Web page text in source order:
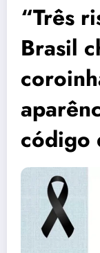
“Três
Brasil
código